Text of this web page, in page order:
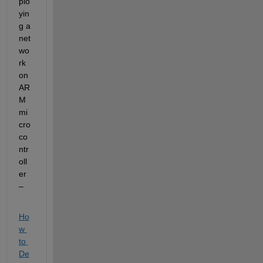
yin
g a
net
wo
rk
AR
M
mi
cro
co
ntr
oll
er
–
Ho
w
to
De